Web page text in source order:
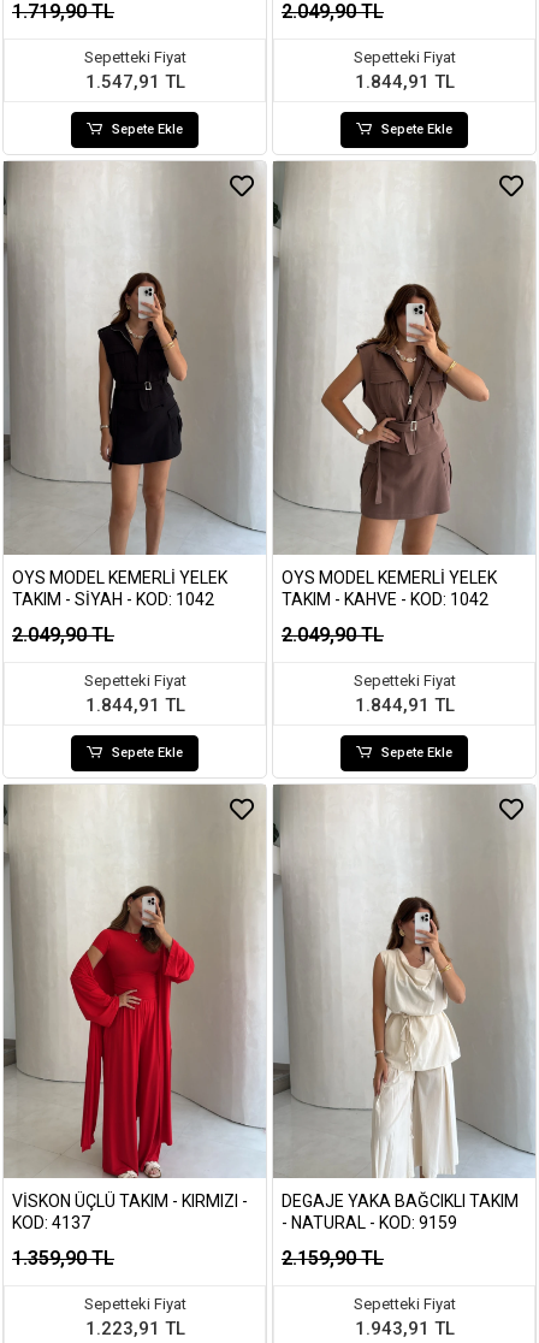
1.719,90 TL
Sepetteki Fiyat
1.547,91 TL
Sepete Ekle
2.049,90 TL
Sepetteki Fiyat
1.844,91 TL
Sepete Ekle
OYS MODEL KEMERLI YELEK
TAKIM - SIYAH - KOD: 1042
2.049,90 TL
Sepetteki Fiyat
1.844,91 TL
Sepete Ekle
OYS MODEL KEMERLI YELEK
TAKIM - KAHVE - KOD: 1042
2.049,90 TL
Sepetteki Fiyat
1.844,91 TL
Sepete Ekle
VISKON ÜÇLÜ TAKIM - KIRMIZI -
KOD: 4137
1.359,90 TL
Sepetteki Fiyat
1.223,91 TL
DEGAJE YAKA BAĞCIKLI TAKIM
- NATURAL - KOD: 9159
2.159,90 TL
Sepetteki Fiyat
1.943,91 TL